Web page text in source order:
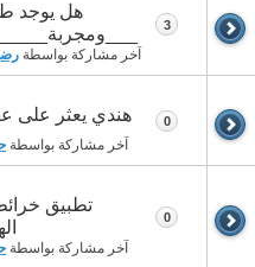
هل يوجد
آخر مشاركة بواسطة
3
هندي يعثر على
آخر مشاركة بواسطة
0
تطبيق
آخر مشاركة بواسطة
0